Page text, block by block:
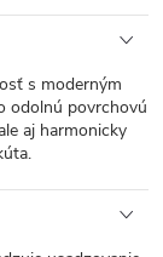
s moderným
odolnú povrchovú
aj harmonicky